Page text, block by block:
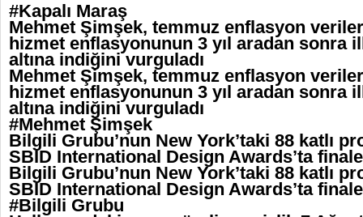
#Kapalı Maraş
Mehmet Şimşek, temmuz enflasyon
hizmet enflasyonunun 3 yıl aradan sonra
altına indiğini vurguladı
Mehmet Şimşek, temmuz enflasyon
hizmet enflasyonunun 3 yıl aradan sonra
altına indiğini vurguladı
#Mehmet Şimşek
Bilgili Grubu’nun New York’taki 88 katlı
SBID International Design Awards’ta
Bilgili Grubu’nun New York’taki 88 katlı
SBID International Design Awards’ta
#Bilgili Grubu